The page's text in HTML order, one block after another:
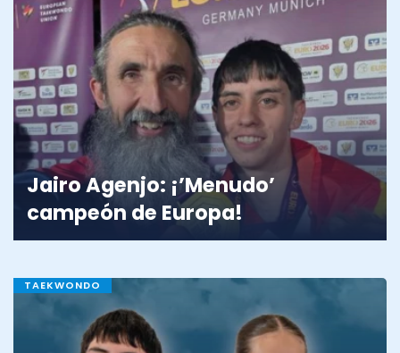
Jairo Agenjo: ¡’Menudo’
campeón de Europa!
TAEKWONDO